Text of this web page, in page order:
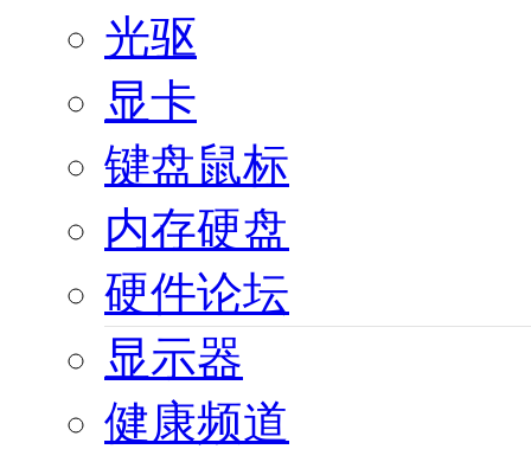
光驱
显卡
键盘鼠标
内存硬盘
硬件论坛
显示器
健康频道